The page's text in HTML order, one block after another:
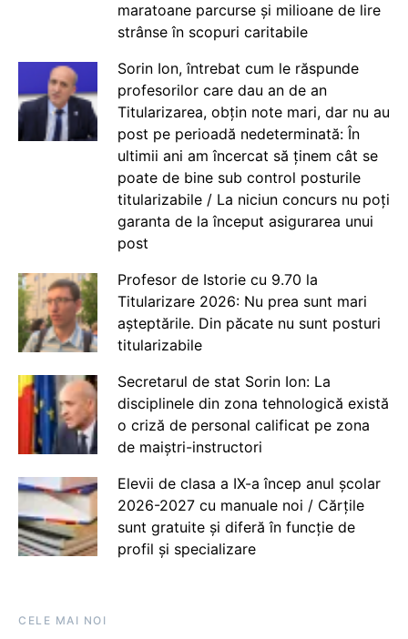
maratoane parcurse și milioane de lire
strânse în scopuri caritabile
Sorin Ion, întrebat cum le răspunde
profesorilor care dau an de an
Titularizarea, obțin note mari, dar nu au
post pe perioadă nedeterminată: În
ultimii ani am încercat să ținem cât se
poate de bine sub control posturile
titularizabile / La niciun concurs nu poți
garanta de la început asigurarea unui
post
Profesor de Istorie cu 9.70 la
Titularizare 2026: Nu prea sunt mari
așteptările. Din păcate nu sunt posturi
titularizabile
Secretarul de stat Sorin Ion: La
disciplinele din zona tehnologică există
o criză de personal calificat pe zona
de maiștri-instructori
Elevii de clasa a IX-a încep anul școlar
2026-2027 cu manuale noi / Cărțile
sunt gratuite și diferă în funcție de
profil și specializare
CELE MAI NOI